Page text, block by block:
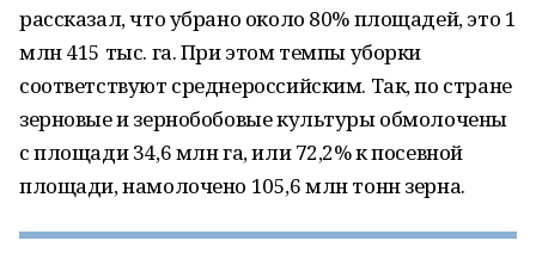
рассказал, что убрано около 80% площадей, это 1
млн 415 тыс. га. При этом темпы уборки
соответствуют среднероссийским. Так, по стране
зерновые и зернобобовые культуры обмолочены
с площади 34,6 млн га, или 72,2% к посевной
площади, намолочено 105,6 млн тонн зерна.